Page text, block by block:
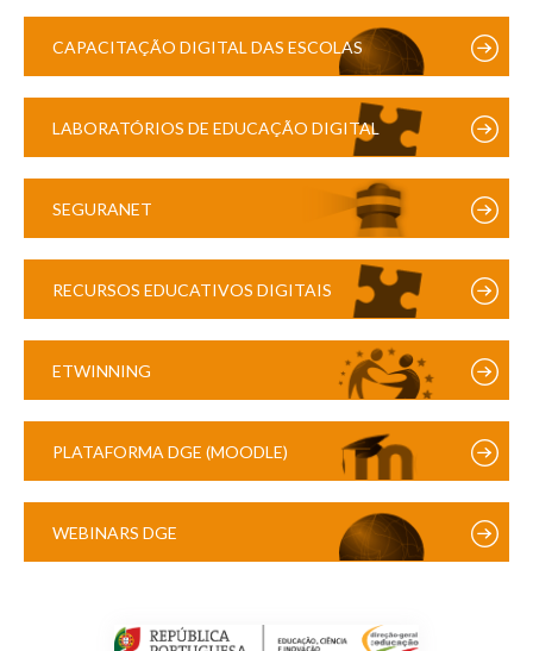
CAPACITAÇÃO DIGITAL DAS ESCOLAS
LABORATÓRIOS DE EDUCAÇÃO DIGITAL
SEGURANET
RECURSOS EDUCATIVOS DIGITAIS
ETWINNING
PLATAFORMA DGE (MOODLE)
WEBINARS DGE